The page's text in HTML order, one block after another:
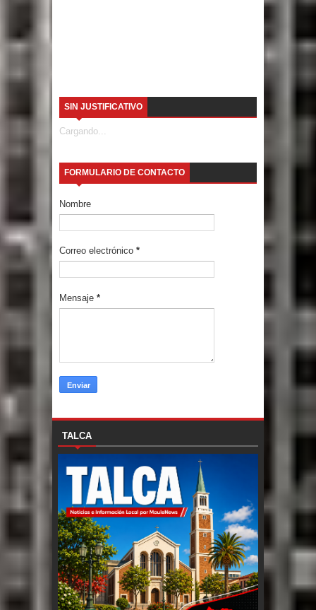
SIN JUSTIFICATIVO
Cargando...
FORMULARIO DE CONTACTO
Nombre
Correo electrónico *
Mensaje *
TALCA